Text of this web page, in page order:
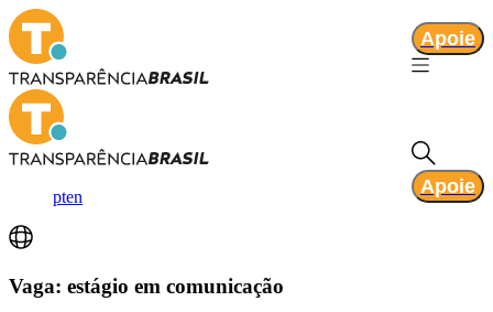
Apoie
pten Apoie
Vaga: estágio em comunicação